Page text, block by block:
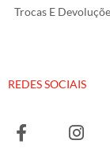
Trocas E
REDES SOCIAIS